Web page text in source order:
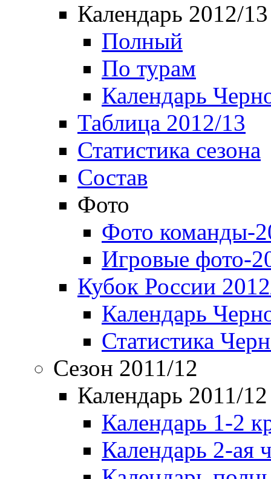
Календарь 2012/13
Полный
По турам
Календарь
Таблица 2012/13
Статистика сезона
Состав
Фото
Фото команды-
Игровые фото-
Кубок России
Календарь
Статистика
Сезон 2011/12
Календарь 2011/12
Календарь 1-2
Календарь 2-ая